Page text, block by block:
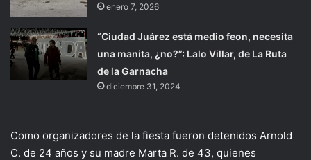
enero 7, 2026
“Ciudad Juárez está medio feon, necesita
una manita, ¿no?”: Lalo Villar, de La Ruta
de la Garnacha
diciembre 31, 2024
Como organizadores de la fiesta fueron detenidos Arnold
C. de 24 años y su madre Marta R. de 43, quienes